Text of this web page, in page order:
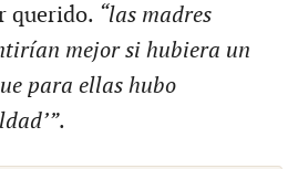
querido. “las madres
mejor si hubiera un
para ellas hubo
.